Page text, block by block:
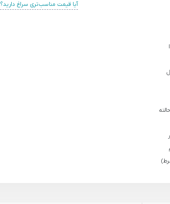
آیا قیمت مناسب‌تری سراغ دارید؟